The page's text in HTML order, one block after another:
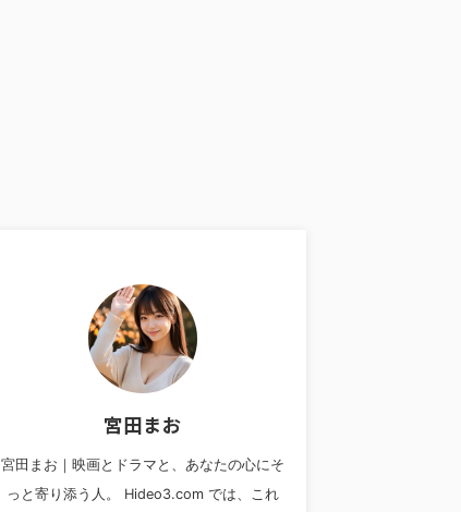
宮田まお
宮田まお｜映画とドラマと、あなたの心にそ
っと寄り添う人。 Hideo3.com では、これ